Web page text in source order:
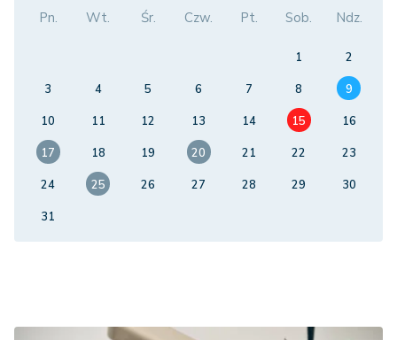
Pn. Wt. Śr. Czw. Pt. Sob. Ndz.
1
2
3
4 5 6 7 8
9
10
11 12 13 14 15
16
17
18 19 20 21 22
23
24
25 26 27 28 29
30
31